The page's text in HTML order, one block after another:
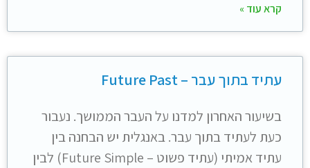
קרא עוד »
עתיד בתוך עבר – Future Past
בשיעור האחרון למדנו על העבר הממושך. נעבור
כעת לעתיד בתוך עבר. באנגלית יש הבחנה בין
עתיד אמיתי (עתיד פשוט – Future Simple) לבין